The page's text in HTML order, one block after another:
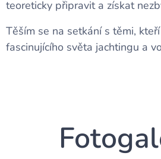
teoreticky připravit a získat
Těším se na setkání s těmi,
fascinujícího světa jachtingu a